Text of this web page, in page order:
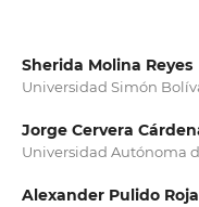
Sherida Molina Reyes
Universidad Simón
Jorge Cervera
Universidad Autónoma
Alexander Pulido